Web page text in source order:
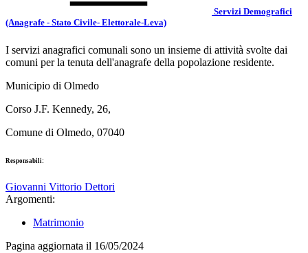
Servizi Demografici
(Anagrafe - Stato Civile- Elettorale-Leva)
I servizi anagrafici comunali sono un insieme di attività svolte dai
comuni per la tenuta dell'anagrafe della popolazione residente.
Municipio di Olmedo
Corso J.F. Kennedy, 26,
Comune di Olmedo, 07040
Responsabili:
Giovanni Vittorio Dettori
Argomenti:
Matrimonio
Pagina aggiornata il 16/05/2024